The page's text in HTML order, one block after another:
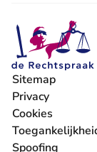
Sitemap
Privacy
Cookies
Spoofing